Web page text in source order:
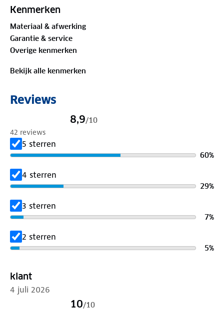
Het zachte voetbed vormt zich naar je voet en
prettig draagt. De lichte zool geeft grip op
verschillende ondergronden. Dit is de damesslipper
in een notendop! Wat vind jij ervan?
Kenmerken
Materiaal & afwerking
Garantie & service
Overige kenmerken
Bekijk alle kenmerken
Reviews
8,9/10
42 reviews
5 sterren
60%
4 sterren
29%
3 sterren
7%
2 sterren
5%
klant
4 juli 2026
10/10